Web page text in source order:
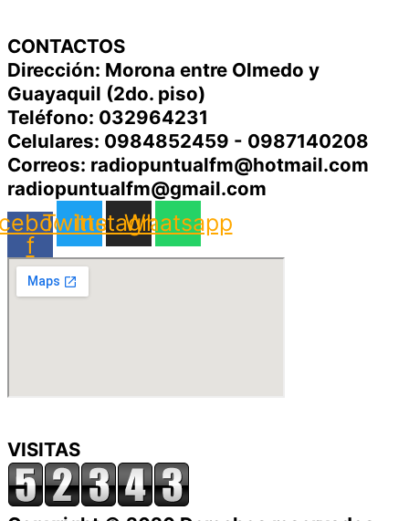
CONTACTOS
Dirección: Morona entre Olmedo y
Guayaquil (2do. piso)
Teléfono: 032964231
Celulares: 0984852459 - 0987140208
Correos: radiopuntualfm@hotmail.com
radiopuntualfm@gmail.com
f
Twitter
Instagram
Whatsapp
VISITAS